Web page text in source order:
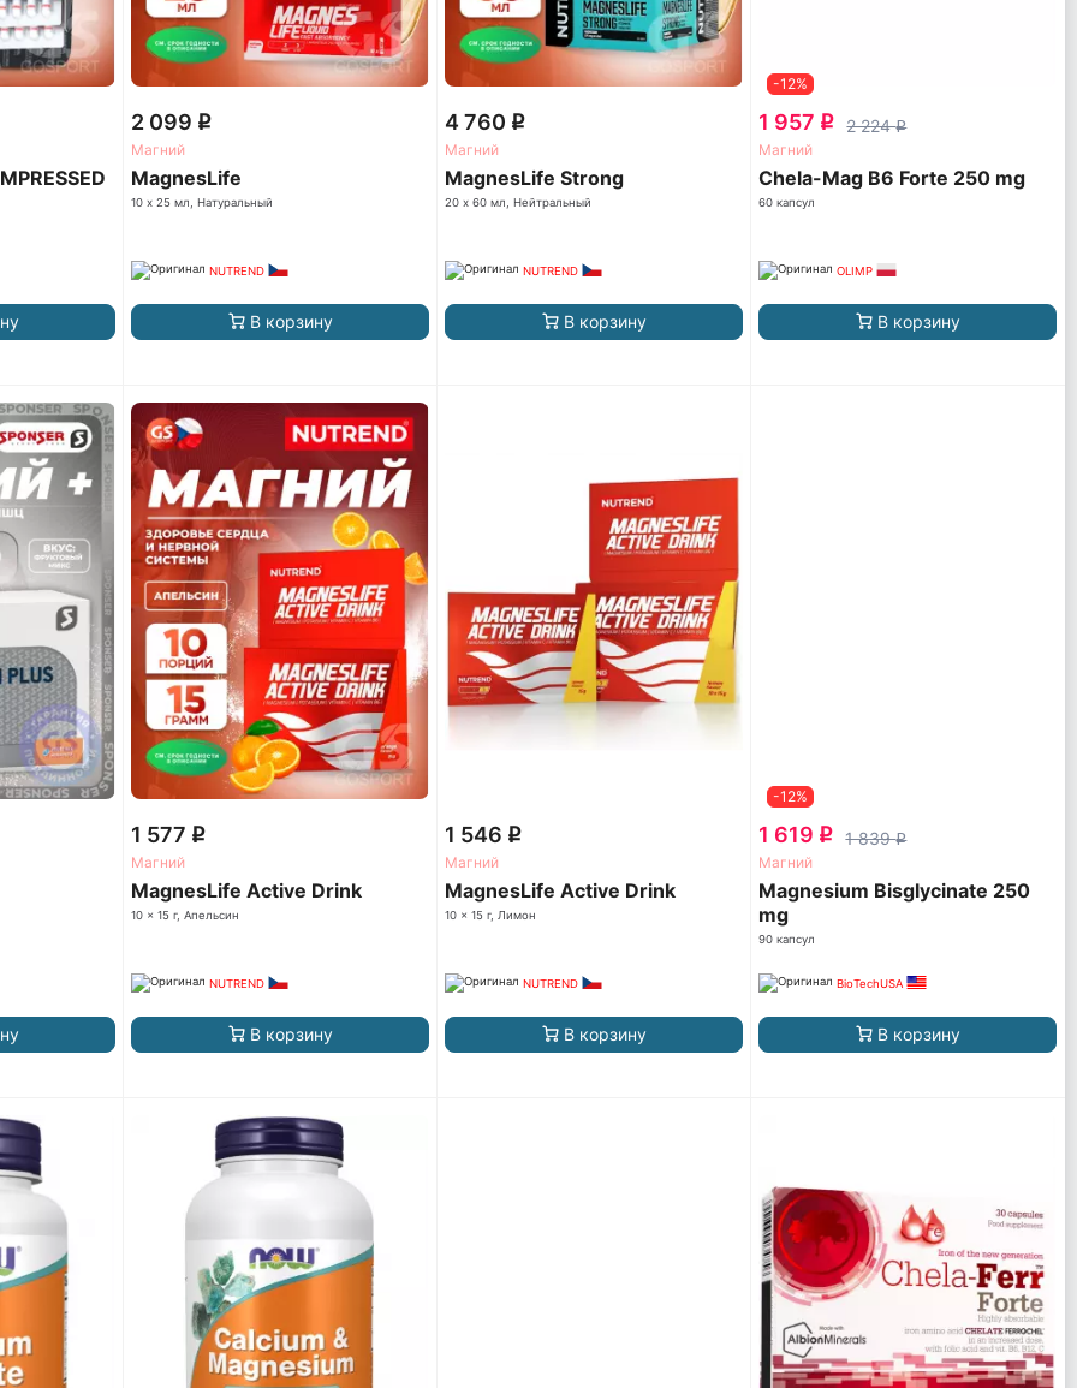
2 099 q
Магний
MagnesLife
10 х 25 мл, Натуральный
NUTREND
В корзину
4 760 q
Магний
MagnesLife Strong
20 х 60 мл, Нейтральный
NUTREND
В корзину
-12%
1 957 q 2 224q
Магний
Chela-Mag B6 Forte 250 mg
60 капсул
OLIMP
В корзину
1 577 q
Магний
MagnesLife Active Drink
10 x 15 г, Апельсин
NUTREND
В корзину
1 546 q
Магний
MagnesLife Active Drink
10 x 15 г, Лимон
NUTREND
В корзину
-12%
1 619 q 1 839q
Магний
Magnesium Bisglycinate 250
mg
90 капсул
BioTechUSA
В корзину